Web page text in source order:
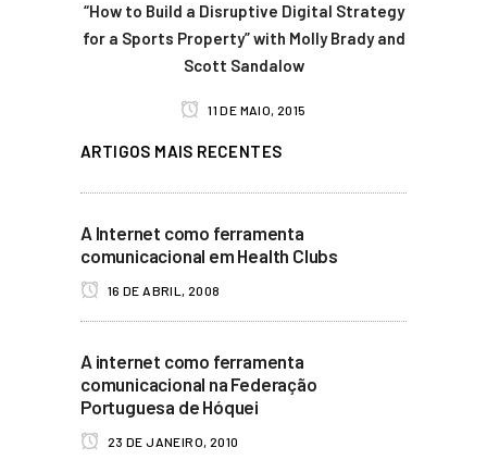
“How to Build a Disruptive Digital Strategy
for a Sports Property” with Molly Brady and
Scott Sandalow
11 DE MAIO, 2015
ARTIGOS MAIS RECENTES
A Internet como ferramenta
comunicacional em Health Clubs
16 DE ABRIL, 2008
A internet como ferramenta
comunicacional na Federação
Portuguesa de Hóquei
23 DE JANEIRO, 2010